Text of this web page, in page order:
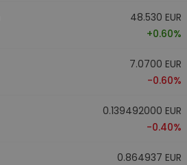
48.530 EUR
+0.60%
7.0700 EUR
-0.60%
0.139492000 EUR
-0.40%
0.864937 EUR